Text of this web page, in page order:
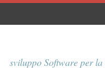
sviluppo Software per